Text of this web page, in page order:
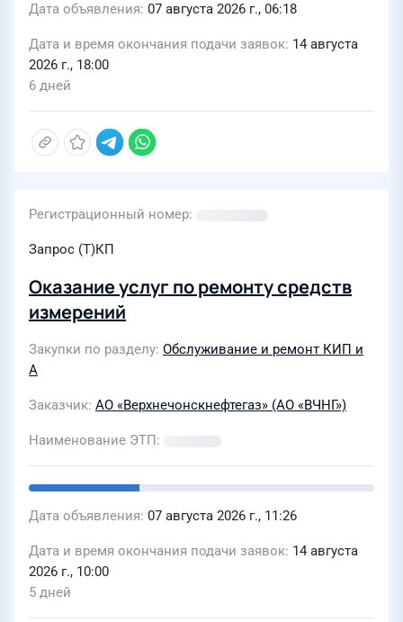
Дата объявления 07 августа 2026 г., 06:18
Дата и время окончания подачи заявок 14 августа
2026 г., 18:00
6 дней
Регистрационный номер
Запрос (Т)КП
Оказание услуг по ремонту средств
измерений
Закупки по разделу Обслуживание и ремонт КИП и
А
Заказчик АО «Верхнечонскнефтегаз» (АО «ВЧНГ»)
Наименование ЭТП
Дата объявления 07 августа 2026 г., 11:26
Дата и время окончания подачи заявок 14 августа
2026 г., 10:00
5 дней